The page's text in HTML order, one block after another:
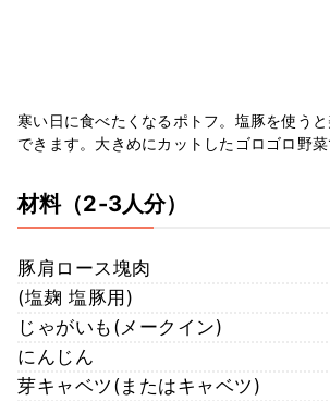
寒い日に食べたくなるポトフ。塩豚を使う
できます。大きめにカットしたゴロゴロ野
材料（2-3人分）
豚肩ロース塊肉
(塩麹 塩豚用)
じゃがいも(メークイン)
にんじん
芽キャベツ(またはキャベツ)